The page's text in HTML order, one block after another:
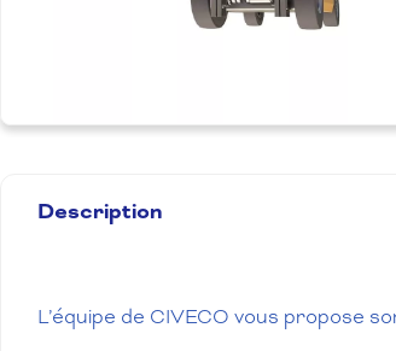
Description
L’équipe de CIVECO vous propose